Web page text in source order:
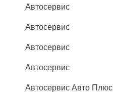
Автосервис
Автосервис
Автосервис
Автосервис
Автосервис Авто Плюс